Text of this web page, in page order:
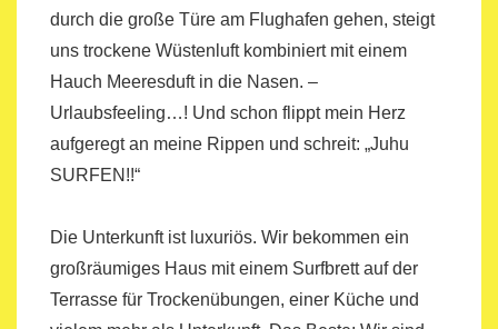
durch die große Türe am Flughafen gehen, steigt
uns trockene Wüstenluft kombiniert mit einem
Hauch Meeresduft in die Nasen. –
Urlaubsfeeling…! Und schon flippt mein Herz
aufgeregt an meine Rippen und schreit: „Juhu
SURFEN!!“
Die Unterkunft ist luxuriös. Wir bekommen ein
großräumiges Haus mit einem Surfbrett auf der
Terrasse für Trockenübungen, einer Küche und